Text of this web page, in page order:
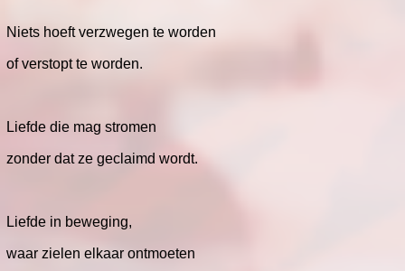
Niets hoeft verzwegen te worden
of verstopt te worden.
Liefde die mag stromen
zonder dat ze geclaimd wordt.
Liefde in beweging,
waar zielen elkaar ontmoeten